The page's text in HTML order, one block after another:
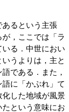
るという主張
，ここでは「ラ
る．中世におい
うよりは，主と
である．また，
に「かぶれ」て
した地域が風景
という意味にお